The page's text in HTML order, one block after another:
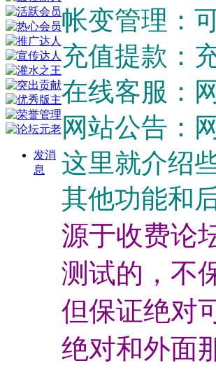
发消
息
帐变管理：
充值提款：
在线客服：
网站公告：
这里就介绍
其他功能和
源于收费论
测试的，不
但保证绝对
绝对和外面